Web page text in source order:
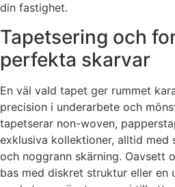
din fastighet.
Tapetsering och
perfekta skarvar
En väl vald tapet ger rummet
precision i underarbete och
tapetserar non-woven,
exklusiva kollektioner, alltid med
och noggrann skärning. Oavsett
bas med diskret struktur eller